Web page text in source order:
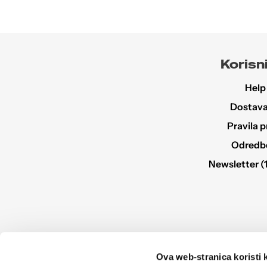
Ova web-stranica koristi
Pravila
Newsletter